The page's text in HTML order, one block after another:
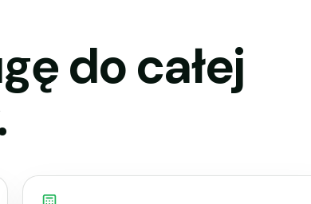
do całej